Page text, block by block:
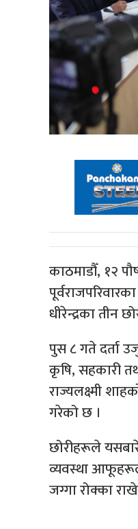
काठमाडौँ, १२
धीरेन्द्रका तीन
पुस ८ गते दर्ता
कृषि, सहकारी
राज्यलक्ष्मी
गरेको छ ।
छोरीहरूले
व्यवस्था
जग्गा रोक्का